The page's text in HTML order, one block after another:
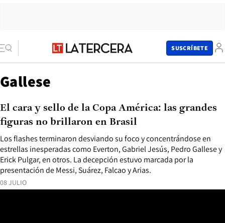
SUSCRÍBETE
Gallese
08 JULIO
Los flashes terminaron desviando su foco y concentrándose en
estrellas inesperadas como Everton, Gabriel Jesús, Pedro Gallese y
Erick Pulgar, en otros. La decepción estuvo marcada por la
presentación de Messi, Suárez, Falcao y Arias.
El cara y sello de la Copa América: las grandes
figuras no brillaron en Brasil